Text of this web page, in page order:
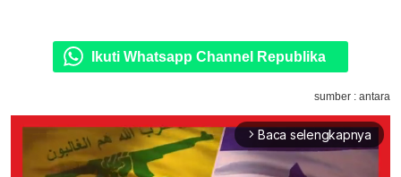
Ikuti Whatsapp Channel Republika
sumber : antara
arrow_forward_ios Baca selengkapnya